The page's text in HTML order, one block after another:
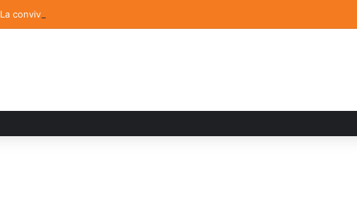
La convivencia familiar marca el cierre del Curso de Verano de Escuelas Aztecas